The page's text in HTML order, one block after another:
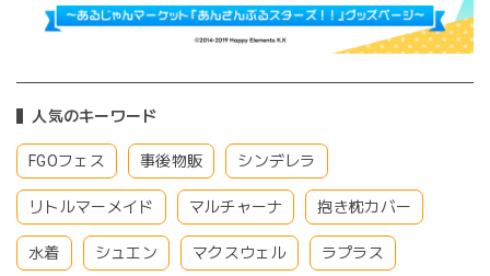
人気のキーワード
FGOフェス 事後物販 シンデレラ
リトルマーメイド マルチャーナ 抱き枕カバー
水着 シュエン マクスウェル ラプラス